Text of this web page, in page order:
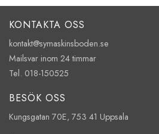
KONTAKTA OSS
kontakt@symaskinsboden.se
Mailsvar inom 24 timmar
Tel. 018-150525
BESÖK OSS
Kungsgatan 70E, 753 41 Uppsala